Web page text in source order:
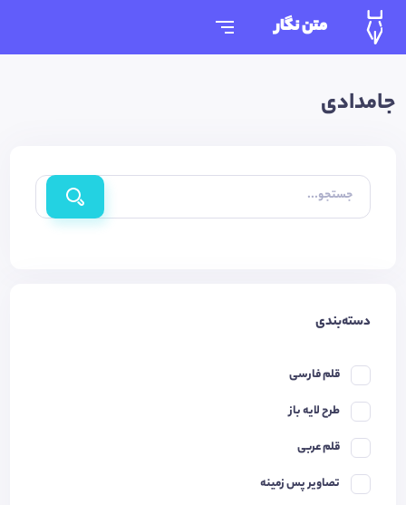
متن نگار
جامدادی
جستجو...
دسته‌بندی
قلم فارسی
طرح لایه باز
قلم عربی
تصاویر پس زمینه